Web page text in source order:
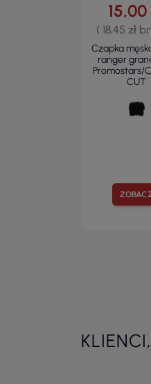
15,00
( 18,45 zł
Czapka
ranger
Promostars/
CUT